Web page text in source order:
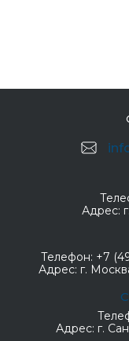
Адрес:
Телефон: +7
Адрес: г.
Адрес: г.